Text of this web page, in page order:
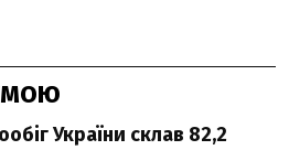
України склав 82,2